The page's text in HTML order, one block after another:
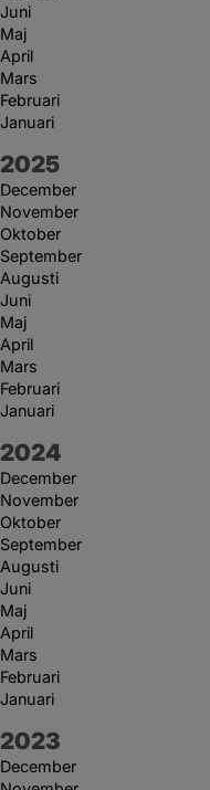
Juni
Maj
April
Mars
Februari
Januari
År:
2025
December
November
Oktober
September
Augusti
Juni
Maj
April
Mars
Februari
Januari
År:
2024
December
November
Oktober
September
Augusti
Juni
Maj
April
Mars
Februari
Januari
År:
2023
December